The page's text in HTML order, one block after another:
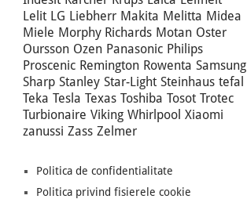
Lelit LG Liebherr Makita Melitta Midea
Miele Morphy Richards Motan Oster
Oursson Ozen Panasonic Philips
Proscenic Remington Rowenta Samsung
Sharp Stanley Star-Light Steinhaus tefal
Teka Tesla Texas Toshiba Tosot Trotec
Turbionaire Viking Whirlpool Xiaomi
zanussi Zass Zelmer
Politica de confidentialitate
Politica privind fisierele cookie